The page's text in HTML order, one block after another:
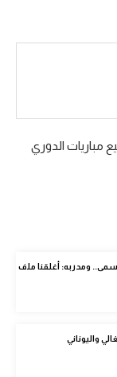
مباريات الدوري
ومدربه: أغلقنا ملف
واليوناني